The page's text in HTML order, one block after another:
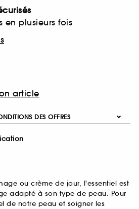
en plusieurs fois
article
DES OFFRES
ou crème de jour, l'essentiel est
adapté à son type de peau. Pour
de notre peau et soigner les